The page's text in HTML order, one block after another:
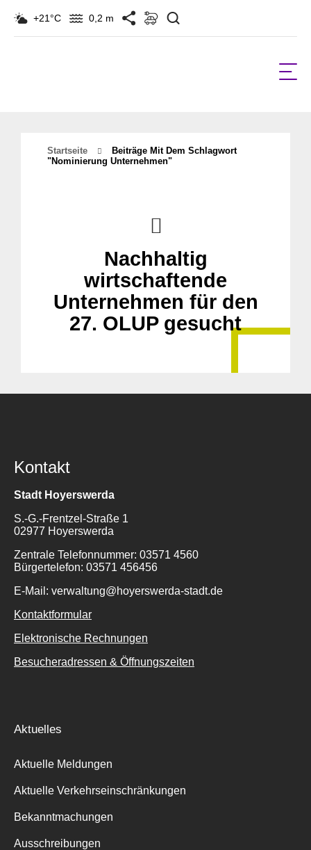
+21°C 0,2 m
Startseite
Beiträge Mit Dem Schlagwort
"nominierung Unternehmen"
Nachhaltig
wirtschaftende
Unternehmen für den
27. OLUP gesucht
Kontakt
Stadt Hoyerswerda
S.-G.-Frentzel-Straße 1
02977 Hoyerswerda
Zentrale Telefonnummer: 03571 4560
Bürgertelefon: 03571 456456
E-Mail: verwaltung@hoyerswerda-stadt.de
Kontaktformular
Elektronische Rechnungen
Besucheradressen & Öffnungszeiten
Aktuelles
Aktuelle Meldungen
Aktuelle Verkehrseinschränkungen
Bekanntmachungen
Ausschreibungen